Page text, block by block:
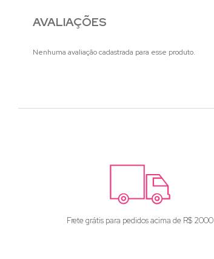
AVALIAÇÕES
Nenhuma avaliação cadastrada para esse produto.
Frete grátis para pedidos acima de R$ 2000